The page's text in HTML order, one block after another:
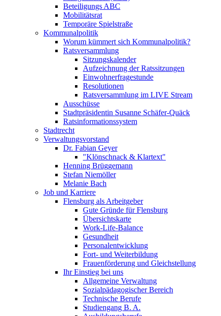
Beteiligungs ABC
Mobilitätsrat
Temporäre Spielstraße
Kommunalpolitik
Worum kümmert sich Kommunalpolitik?
Ratsversammlung
Sitzungskalender
Aufzeichnung der Ratssitzungen
Einwohnerfragestunde
Resolutionen
Ratsversammlung im LIVE Stream
Ausschüsse
Stadtpräsidentin Susanne Schäfer-Quäck
Ratsinformationssystem
Stadtrecht
Verwaltungsvorstand
Dr. Fabian Geyer
"Klönschnack & Klartext"
Henning Brüggemann
Stefan Niemöller
Melanie Bach
Job und Karriere
Flensburg als Arbeitgeber
Gute Gründe für Flensburg
Übersichtskarte
Work-Life-Balance
Gesundheit
Personalentwicklung
Fort- und Weiterbildung
Frauenförderung und Gleichstellung
Ihr Einstieg bei uns
Allgemeine Verwaltung
Sozialpädagogischer Bereich
Technische Berufe
Studiengang B. A.